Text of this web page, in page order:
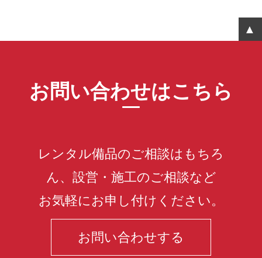
お問い合わせはこちら
レンタル備品のご相談はもちろ
ん、設営・施工のご相談など
お気軽にお申し付けください。
お問い合わせする